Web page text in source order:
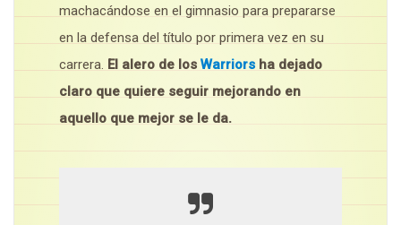
machacándose en el gimnasio para prepararse
en la defensa del título por primera vez en su
carrera. El alero de los Warriors ha dejado
claro que quiere seguir mejorando en
aquello que mejor se le da.